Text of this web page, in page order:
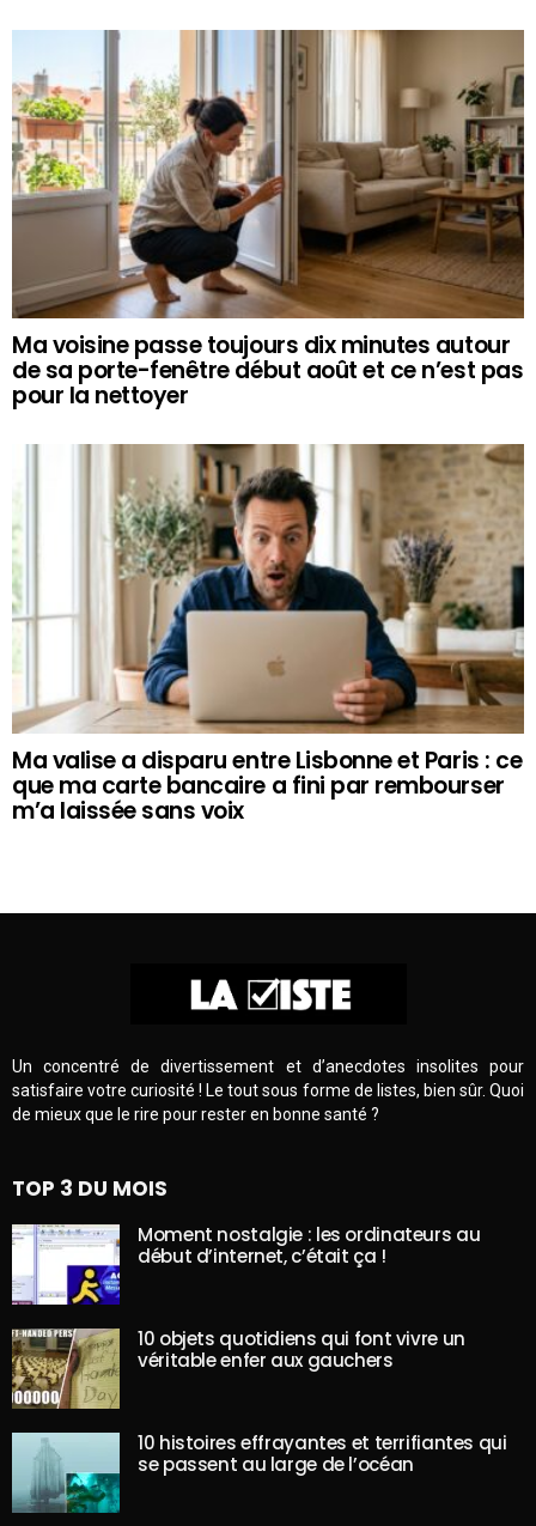
Ma voisine passe toujours dix minutes autour
de sa porte-fenêtre début août et ce n’est pas
pour la nettoyer
Ma valise a disparu entre Lisbonne et Paris : ce
que ma carte bancaire a fini par rembourser
m’a laissée sans voix
Un concentré de divertissement et d’anecdotes insolites pour
satisfaire votre curiosité ! Le tout sous forme de listes, bien sûr. Quoi
de mieux que le rire pour rester en bonne santé ?
TOP 3 DU MOIS
Moment nostalgie : les ordinateurs au
début d’internet, c’était ça !
10 objets quotidiens qui font vivre un
véritable enfer aux gauchers
10 histoires effrayantes et terrifiantes qui
se passent au large de l’océan